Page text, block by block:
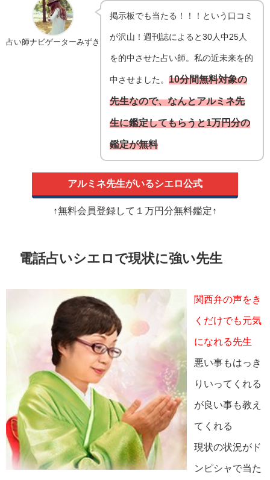
占い師ナビゲーターみずき
掲示板でも当たる！！！という口コミ
が沢山！週刊誌によると30人中25人
を的中させた占い師。私の近未来を的
中させました。10分間無料対象の
先生なので、なんとアルミネ先
生に鑑定してもらうと1万円分の
鑑定が無料
アルミネ先生がいるシエロ公式
↑無料会員登録して１万円分無料鑑定↑
電話占いシエロで現状に強い先生
関西弁の声をき
くだけでも元気
になれる先生
悪い事もはっき
りいってくれる
が良い事も教え
てくれる
現状の状況がド
ンピシャで当た